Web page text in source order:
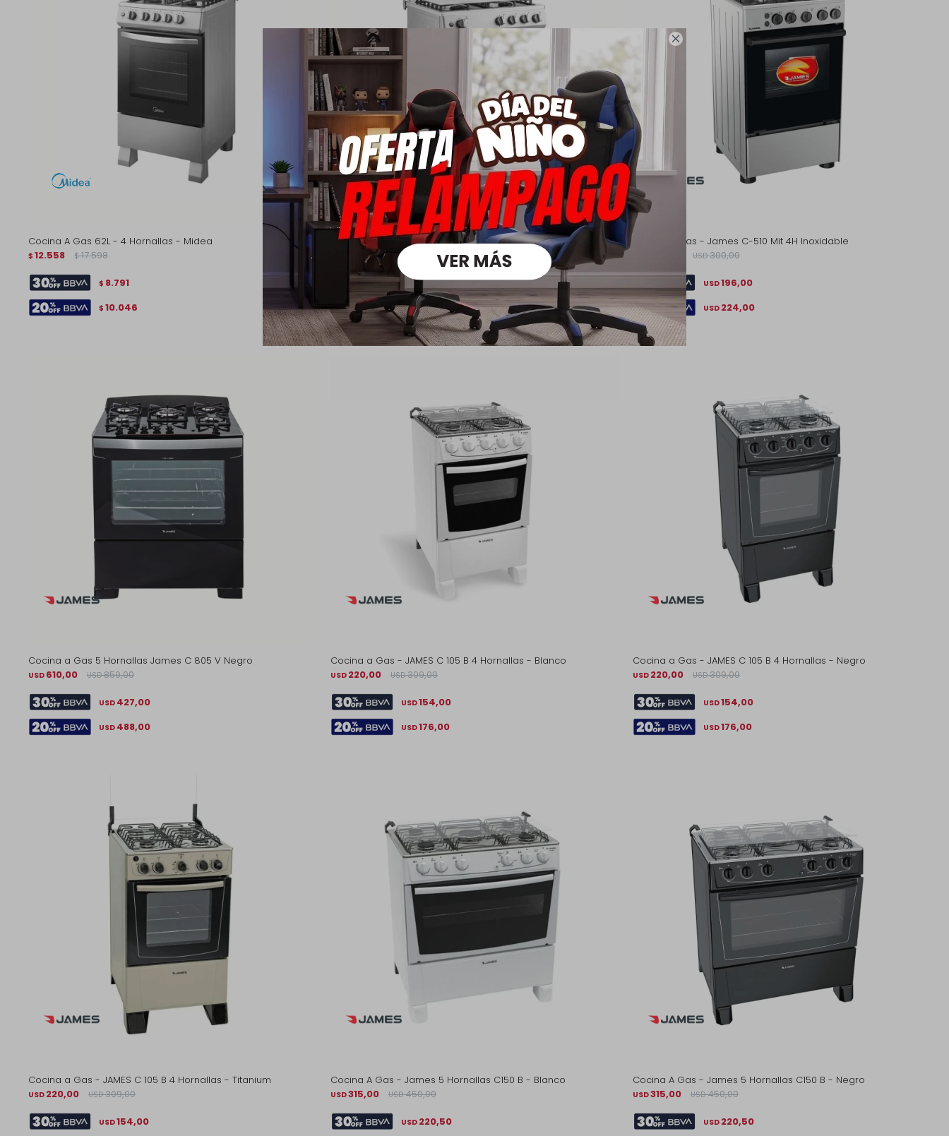

Cocina A Gas 62L - 4 Hornallas - Midea
$ 12.558 $ 17.598
$ 8.791
$ 10.046
Cocina A Gas 70L - 4 Hornallas - Midea
399,00 USD 559,00
USD279,30
USD 319,20
Cocina a Gas - James C-510 Mit 4H Inoxidable
USD 300,00
USD196,00
USD 224,00
Cocina a Gas 5 Hornallas James C 805 V Negro
USD 610,00 USD 859,00
USD 427,00
USD 488,00
Cocina a Gas - JAMES C 105 B 4 Hornallas - Blanco
USD 220,00 USD 309,00
USD154,00
USD176,00
Cocina a Gas - JAMES C 105 B 4 Hornallas - Negro
USD 220,00 USD 309,00
USD154,00
USD176,00
Cocina a Gas - JAMES C 105 B 4 Hornallas - Titanium
USD 220,00 USD 309,00
USD154,00
Cocina A Gas - James 5 Hornallas C150 B - Blanco
USD315,00 USD 450,00
USD 220,50
Cocina A Gas - James 5 Hornallas C150 B - Negro
USD315,00 USD 450,00
USD 220,50